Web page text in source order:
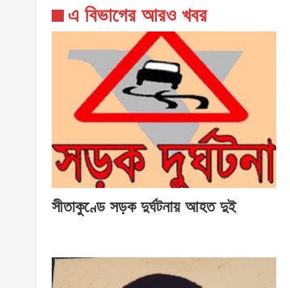
এ বিভাগের আরও খবর
সীতাকুণ্ডে সড়ক দুর্ঘটনায় আহত দুই